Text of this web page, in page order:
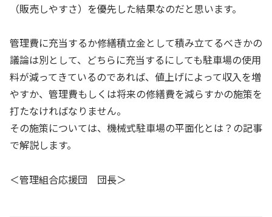
（販売しやすさ）を優先した結果なのだと思います。
管理費に充当するか修繕積立金として積み立てるべきかの
議論は別として、どちらに充当するにしても駐車場の使用
料が減ってきているのであれば、値上げによって収入を増
やすか、管理費もしくは将来の修繕費を減らすかの施策を
打たなければなりません。
その施策については、機械式駐車場の平面化とは？の記事
で解説します。
＜管理組合応援団 団長＞